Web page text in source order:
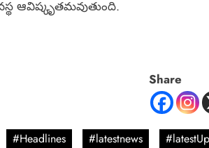
ఆవిష్కృతమవుతుంది.
Share
#Headlines #latestnews